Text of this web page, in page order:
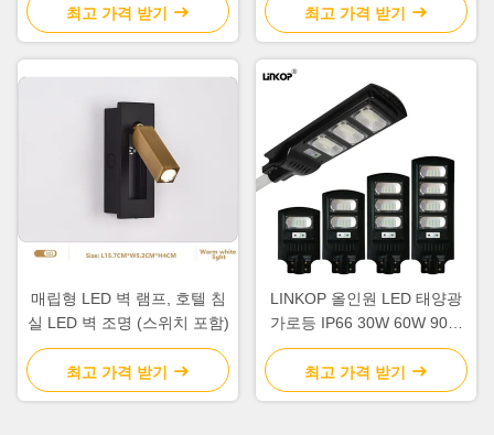
최고 가격 받기
용
최고 가격 받기
매립형 LED 벽 램프, 호텔 침
실 LED 벽 조명 (스위치 포함)
최고 가격 받기
LINKOP 올인원 LED 태양광
가로등 IP66 30W 60W 90W
120W
최고 가격 받기